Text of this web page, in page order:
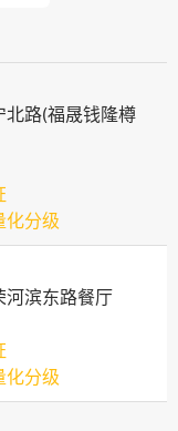
北路(福晟钱隆樽
化分级
河滨东路餐厅
化分级